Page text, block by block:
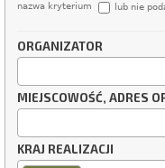
nazwa kryterium lub nie
ORGANIZATOR
MIEJSCOWOŚĆ, ADRES
KRAJ REALIZACJI